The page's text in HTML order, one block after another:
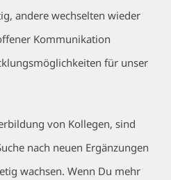
andere wechselten wieder
Kommunikation
für unser
von Kollegen, sind
nach neuen Ergänzungen
wachsen. Wenn Du mehr